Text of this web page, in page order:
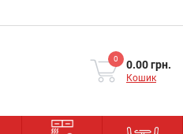
0 0.00 грн.
Кошик